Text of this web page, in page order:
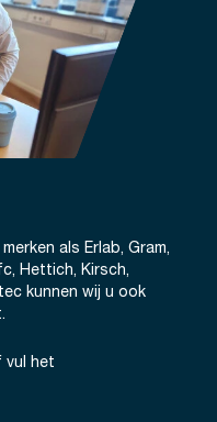
als Erlab, Gram,
Hettich, Kirsch,
kunnen wij u ook
vul het